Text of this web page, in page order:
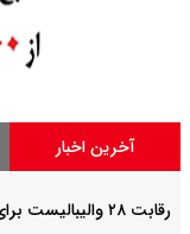
آخرین اخبار
رقابت ۲۸ والیبالیست برای حضور در فهرست نهایی